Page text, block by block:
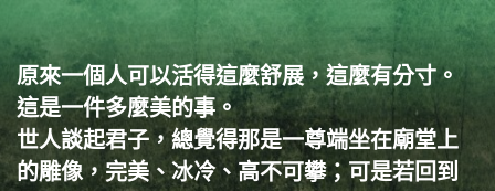
原來一個人可以活得這麼舒展，這麼有分寸。
這是一件多麼美的事。
世人談起君子，總覺得那是一尊端坐在廟堂上
的雕像，完美、冰冷、高不可攀；可是若回到